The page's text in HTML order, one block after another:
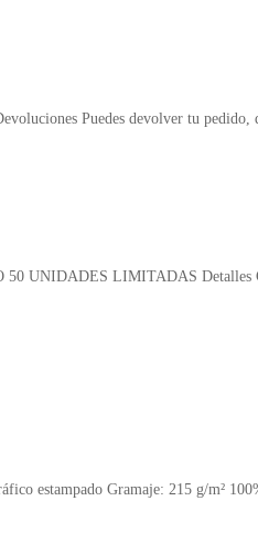
Puedes devolver tu pedido,
LIMITADAS Detalles
Gramaje: 215 g/m²